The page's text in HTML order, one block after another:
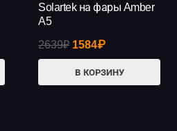
Solartek на фары Amber
A5
2639₽ Первоначальная
составляла
1584₽Текущая
1584₽.
В КОРЗИНУ